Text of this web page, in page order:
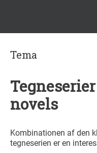
Tema
novels
Kombinationen af den
tegneserien er en